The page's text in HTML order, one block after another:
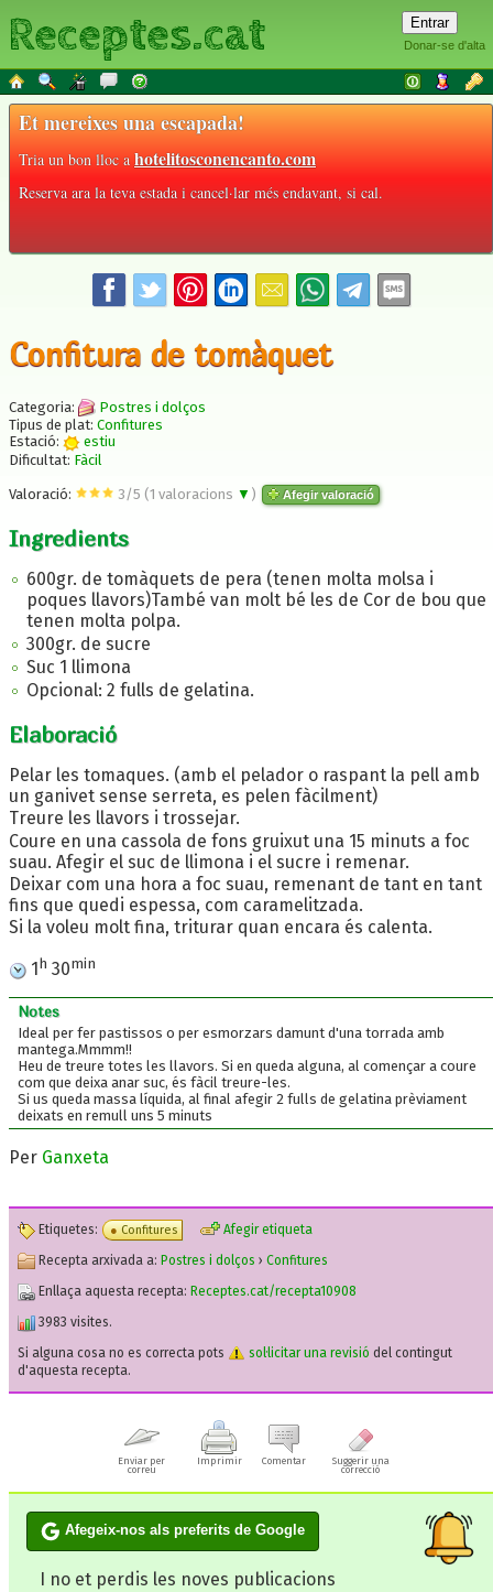
Donar-se d'alta
Receptes.cat
Et mereixes una escapada!
Tria un bon lloc ahotelitosconencanto.com
Reserva ara la teva estada i cancel·lar més endavant, si cal.
Confitura de tomàquet
Categoria:
Postres i dolços
Tipus de plat: Confitures
Estació:
estiu
Dificultat: Fàcil
Valoració: 3 /5 (1 valoracions ▼ ) Afegir valoració
Ingredients
600gr. de tomàquets de pera (tenen molta molsa i
poques llavors)També van molt bé les de Cor de bou que
tenen molta polpa.
300gr. de sucre
Suc 1 llimona
Opcional: 2 fulls de gelatina.
Elaboració
Pelar les tomaques. (amb el pelador o raspant la pell amb
un ganivet sense serreta, es pelen fàcilment)
Treure les llavors i trossejar.
Coure en una cassola de fons gruixut una 15 minuts a foc
suau. Afegir el suc de llimona i el sucre i remenar.
Deixar com una hora a foc suau, remenant de tant en tant
fins que quedi espessa, com caramelitzada.
Si la voleu molt fina, triturar quan encara és calenta.
1 h 30min
Notes
Ideal per fer pastissos o per esmorzars damunt d'una torrada amb
mantega.Mmmm!!
Heu de treure totes les llavors. Si en queda alguna, al començar a coure
com que deixa anar suc, és fàcil treure-les.
Si us queda massa líquida, al final afegir 2 fulls de gelatina prèviament
deixats en remull uns 5 minuts
Per Ganxeta
Etiquetes: Confitures
Afegir etiqueta
Recepta arxivada a: Postres i dolços › Confitures
Enllaça aquesta recepta: Receptes.cat/recepta10908
3983 visites.
Si alguna cosa no es correcta pots
sol·licitar una revisió del contingut
d'aquesta recepta.
Enviar per
correu
Imprimir Comentar
Suggerir una
correcció
Afegeix-nos als preferits de Google
I no et perdis les noves publicacions